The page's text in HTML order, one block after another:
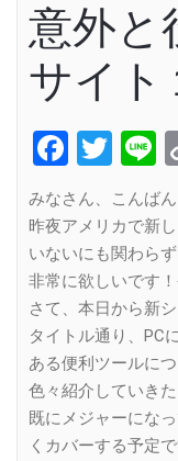
意外と
サイト
みなさん、こんばん
昨夜アメリカで新
いないにも関わらず
非常に欲しいです
さて、本日から新
タイトル通り、PC
ある便利ツールに
色々紹介していきた
既にメジャーにな
くカバーする予定で